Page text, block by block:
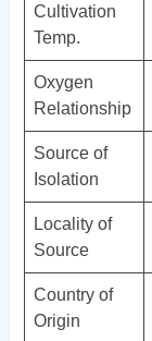
Cultivation
Temp.
Oxygen
Relationship
Source of
Isolation
Locality of
Source
Country of
Origin